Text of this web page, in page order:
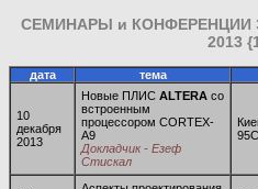
СЕМИНАРЫ и КОНФЕРЕНЦИИ
2013
дата тема
10
декабря
2013
Новые ПЛИС ALTERA со
встроенным
процессором CORTEX-
A9
Докладчик - Езеф
Стискал
95С